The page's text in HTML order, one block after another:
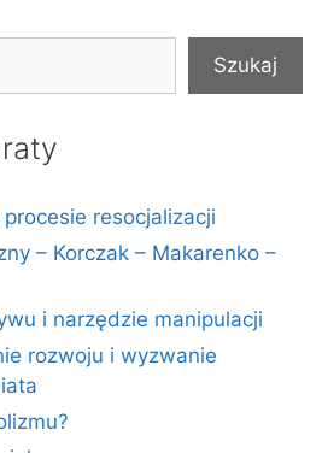
Szukaj
resocjalizacji
– Korczak – Makarenko –
i narzędzie manipulacji
rozwoju i wyzwanie